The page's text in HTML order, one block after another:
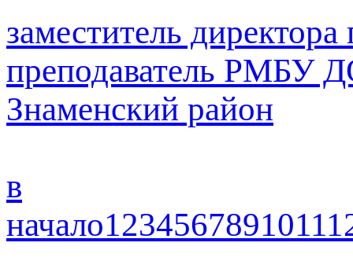
заместитель
преподаватель РМБУ
Знаменский район
в
начало1234567891011